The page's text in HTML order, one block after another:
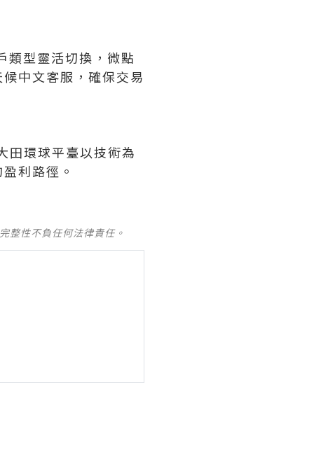
類型靈活切換，微點
中文客服，確保交易
田環球平臺以技術為
利路徑。
整性不負任何法律責任。